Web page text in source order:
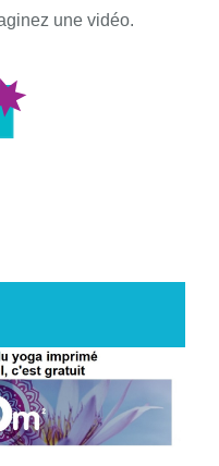
une vidéo.